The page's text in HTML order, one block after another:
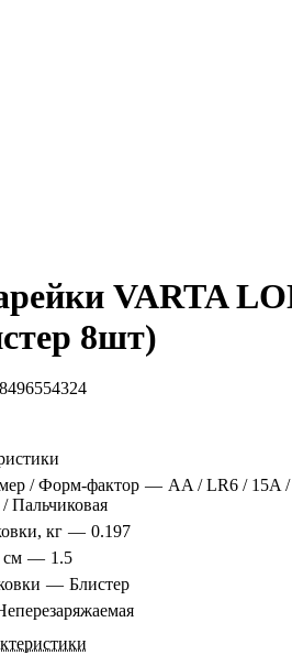
VARTA
8шт)
/ Форм-фактор — AA / LR6 / 15A /
Пальчиковая
кг — 0.197
— 1.5
— Блистер